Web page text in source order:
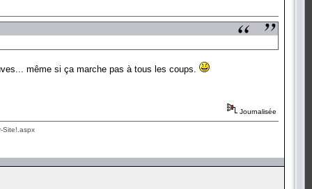
même si ça marche pas à tous les coups.
Journalisée
Site!.aspx